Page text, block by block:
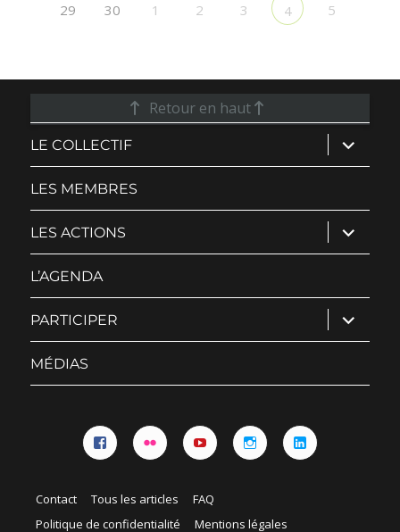
29 30 1 2 3 4 5
Retour en haut
LE COLLECTIF ouvrir
le
sous-
LES MEMBRES
LES ACTIONS ouvrir
le
sous-
L’AGENDA
PARTICIPER ouvrir
le
sous-
MÉDIAS
Contact Tous les articles
FAQ
Politique de confidentialité
Mentions légales